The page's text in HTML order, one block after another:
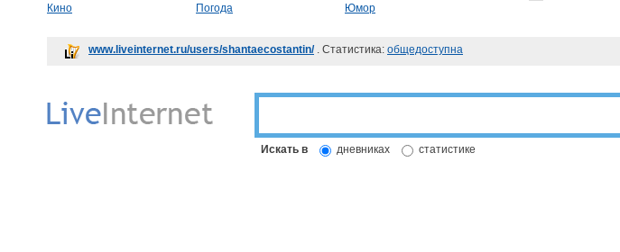
Кино
Погода
Юмор
www.liveinternet.ru/users/shantaecostantin/. Статистика: общедоступна
Искать в дневниках статистике